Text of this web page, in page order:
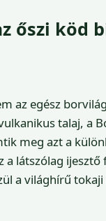
őszi köd
az egész
talaj, a
meg azt a
látszólag
a világhírű